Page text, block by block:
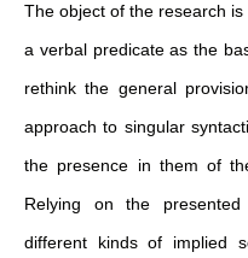
The object of the research
a verbal predicate as the
rethink the general
approach to singular
the presence in them of
Relying on the
different kinds of implied